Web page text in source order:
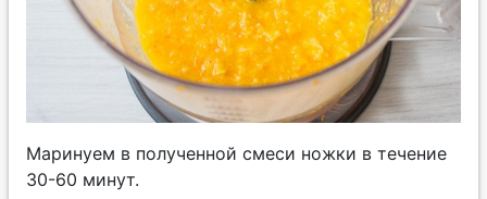
Маринуем в полученной смеси ножки в течение
30-60 минут.